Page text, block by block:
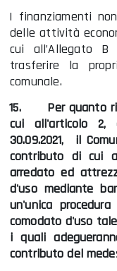
I finanziamenti
delle attività
cui all’Allegato
trasferire la
comunale.
15.
Per quanto
cui all'articolo 2,
30.09.2021, il
contributo di cui
arredato ed
d'uso mediante
un'unica
comodato d'uso
i quali
contributo del